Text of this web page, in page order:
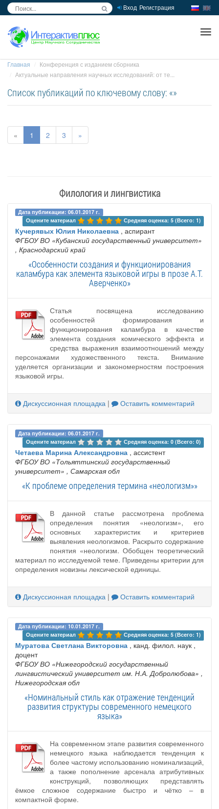
Вход Регистрация
Главная
Конференция с изданием сборника
Актуальные направления научных исследований: от те...
Список публикаций по ключевому слову: «»
« 1 2 3 »
Филология и лингвистика
Дата публикации: 06.01.2017 г.
Оцените материал
Средняя оценка: 5 (Всего: 1)
Кучерявых Юлия Николаевна , аспирант
ФГБОУ ВО «Кубанский государственный университет»
, Краснодарский край
«Особенности создания и функционирования
каламбура как элемента языковой игры в прозе А.Т.
Аверченко»
Статья посвящена исследованию
особенностей формирования и
функционирования каламбура в качестве
элемента создания комического эффекта и
средства выражения взаимоотношений между
персонажами художественного текста. Внимание
уделяется организации и закономерностям построения
языковой игры.
Дискуссионная площадка | Оставить комментарий
Дата публикации: 06.01.2017 г.
Оцените материал
Средняя оценка: 0 (Всего: 0)
Четаева Марина Александровна , ассистент
ФГБОУ ВО «Тольяттинский государственный
университет» , Самарская обл
«К проблеме определения термина «неологизм»»
В данной статье рассмотрена проблема
определения понятия «неологизм», его
основных характеристик и критериев
выявления неологизмов. Раскрыто содержание
понятия «неологизм. Обобщен теоретический
материал по исследуемой теме. Приведены критерии для
определения новизны лексической единицы.
Дискуссионная площадка | Оставить комментарий
Дата публикации: 10.01.2017 г.
Оцените материал
Средняя оценка: 5 (Всего: 1)
Муратова Светлана Викторовна , канд. филол. наук ,
доцент
ФГБОУ ВО «Нижегородский государственный
лингвистический университет им. Н.А. Добролюбова» ,
Нижегородская обл
«Номинальный стиль как отражение тенденций
развития структуры современного немецкого
языка»
На современном этапе развития современного
немецкого языка наблюдается тенденция к
более частому использованию номинализаций,
а также пополнение арсенала атрибутивных
конструкций, позволяющих представлять
ёмкое сложное содержание быстро и чётко – в
компактной форме.